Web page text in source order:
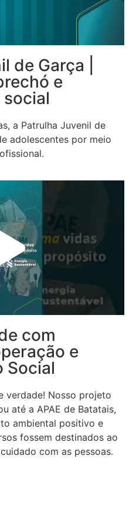
de Garça |
e
a Patrulha Juvenil de
adolescentes por meio
com
e
Social
verdade! Nosso projeto
até a APAE de Batatais,
ambiental positivo e
fossem destinados ao
com as pessoas.